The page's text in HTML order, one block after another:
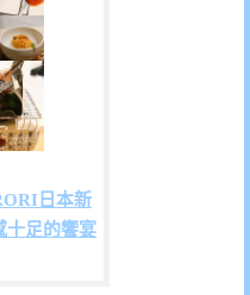
日本新
十足的饗宴